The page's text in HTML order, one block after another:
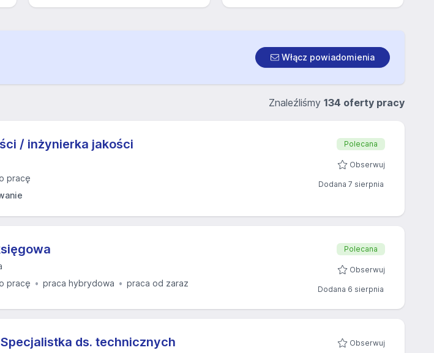
Włącz powiadomienia
Znaleźliśmy 134 oferty pracy
/ inżynierka jakości
pracę
Polecana
Obserwuj
Dodana 7 sierpnia
pracę praca hybrydowa praca od zaraz
Polecana
Obserwuj
Dodana 6 sierpnia
ds. technicznych Obserwuj